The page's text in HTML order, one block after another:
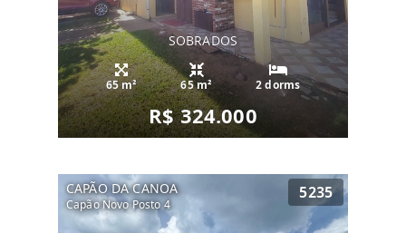
SOBRADOS
65 m² 65 m² 2 dorms
R$ 324.000
CAPÃO DA CANOA
Capão Novo Posto 4
5235